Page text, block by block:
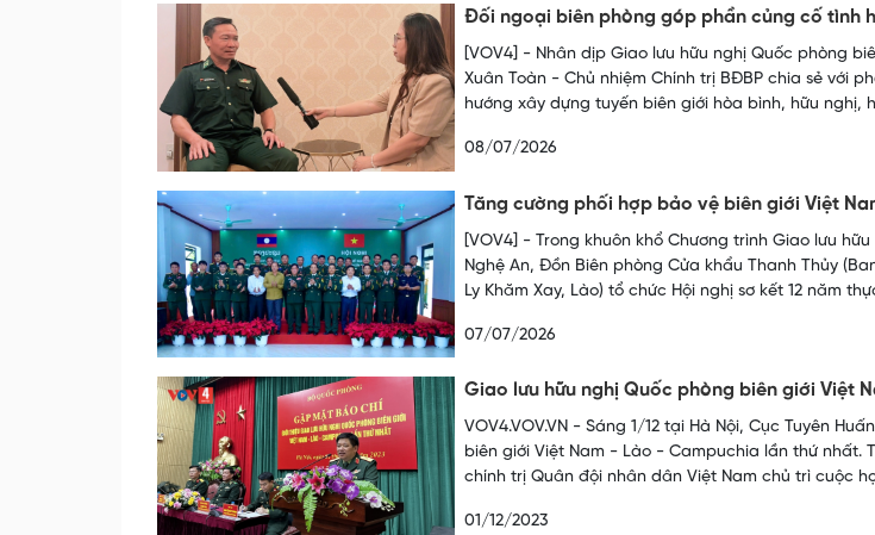
Đối ngoại biên phòng góp phần củng cố tình
[VOV4] - Nhân dịp Giao lưu hữu nghị Quốc phòng
Xuân Toàn - Chủ nhiệm Chính trị BĐBP chia sẻ với
hướng xây dựng tuyến biên giới hòa bình, hữu nghị,
08/07/2026
Tăng cường phối hợp bảo vệ biên giới Việt
[VOV4] - Trong khuôn khổ Chương trình Giao lưu
Nghệ An, Đồn Biên phòng Cửa khẩu Thanh Thủy
Ly Khăm Xay, Lào) tổ chức Hội nghị sơ kết 12 năm
07/07/2026
Giao lưu hữu nghị Quốc phòng biên giới Việt
VOV4.VOV.VN - Sáng 1/12 tại Hà Nội, Cục Tuyên
biên giới Việt Nam - Lào - Campuchia lần thứ nhất.
chính trị Quân đội nhân dân Việt Nam chủ trì cuộc
01/12/2023